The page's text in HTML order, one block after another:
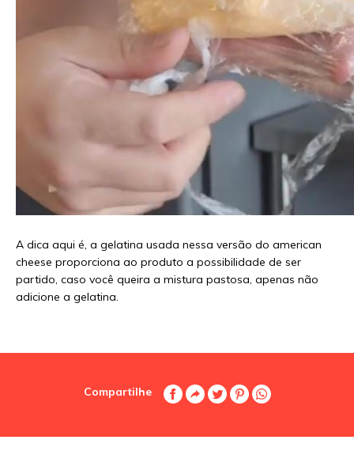
A dica aqui é, a gelatina usada nessa versão do american
cheese proporciona ao produto a possibilidade de ser
partido, caso você queira a mistura pastosa, apenas não
adicione a gelatina.
Compartilhe